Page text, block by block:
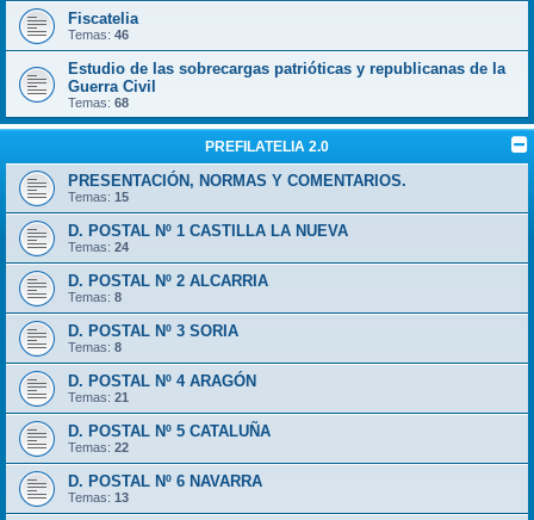
Fiscatelia
Temas: 46
Estudio de las sobrecargas patrióticas y republicanas de la
Guerra Civil
Temas: 68
PREFILATELIA 2.0
PRESENTACIÓN, NORMAS Y COMENTARIOS.
Temas: 15
D. POSTAL Nº 1 CASTILLA LA NUEVA
Temas: 24
D. POSTAL Nº 2 ALCARRIA
Temas: 8
D. POSTAL Nº 3 SORIA
Temas: 8
D. POSTAL Nº 4 ARAGÓN
Temas: 21
D. POSTAL Nº 5 CATALUÑA
Temas: 22
D. POSTAL Nº 6 NAVARRA
Temas: 13